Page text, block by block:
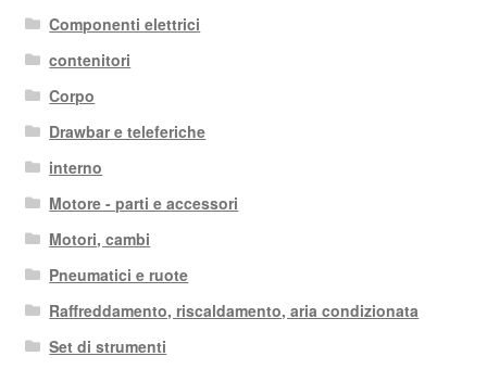
Componenti elettrici
contenitori
Corpo
Drawbar e teleferiche
interno
Motore - parti e accessori
Motori, cambi
Pneumatici e ruote
Raffreddamento, riscaldamento, aria condizionata
Set di strumenti